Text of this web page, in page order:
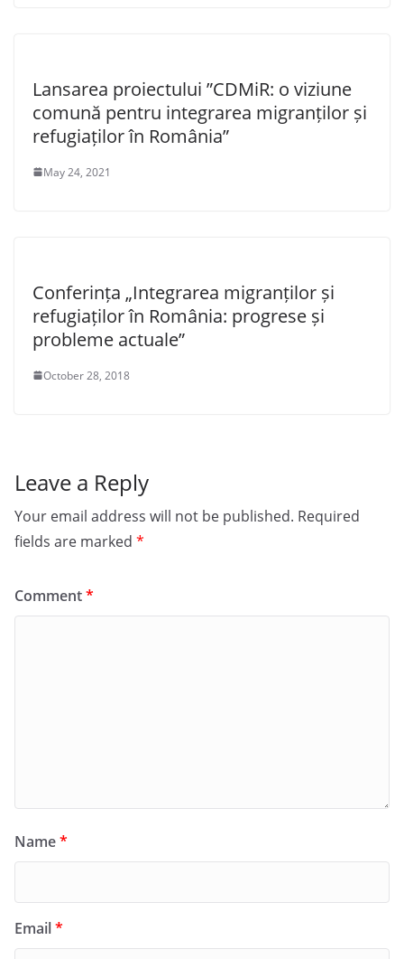
Lansarea proiectului ”CDMiR: o viziune
comună pentru integrarea migranților și
refugiaților în România”
May 24, 2021
Conferința „Integrarea migranților și
refugiaților în România: progrese și
probleme actuale”
October 28, 2018
Leave a Reply
Your email address will not be published. Required
fields are marked *
Comment*
Name*
Email*